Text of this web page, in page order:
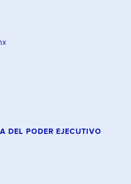
DEL PODER EJECUTIVO